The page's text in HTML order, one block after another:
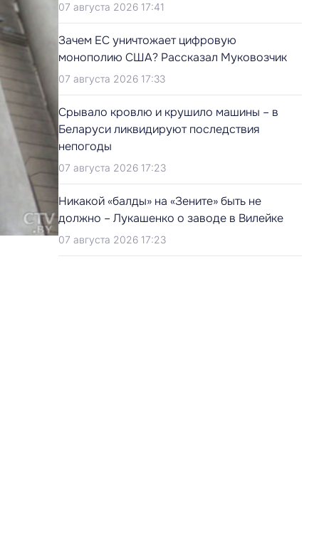
07 августа 2026 17:41
Зачем ЕС уничтожает цифровую
монополию США? Рассказал Муковозчик
07 августа 2026 17:33
Срывало кровлю и крушило машины – в
Беларуси ликвидируют последствия
непогоды
07 августа 2026 17:23
Никакой «балды» на «Зените» быть не
должно – Лукашенко о заводе в Вилейке
07 августа 2026 17:23